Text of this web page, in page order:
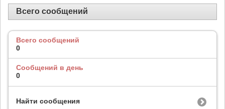
Всего сообщений
Всего сообщений
0
Сообщений в день
0
Найти сообщения